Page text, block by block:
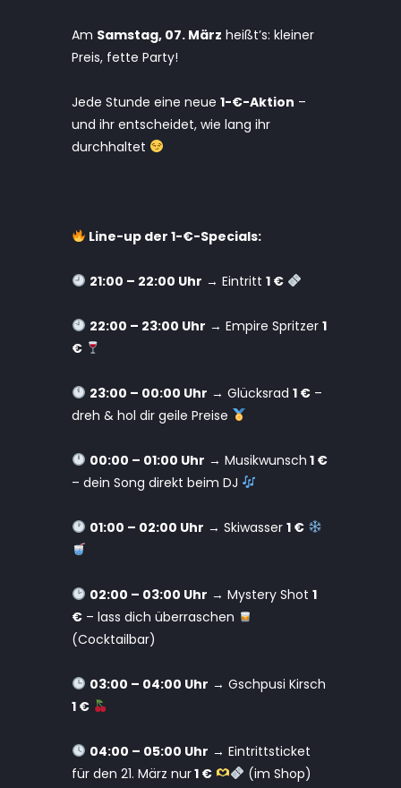
Am Samstag, 07. März heißt’s: kleiner
Preis, fette Party!
Jede Stunde eine neue 1-€-Aktion –
und ihr entscheidet, wie lang ihr
durchhaltet
Line-up der 1-€-Specials:
21:00 – 22:00 Uhr → Eintritt 1 €
22:00 – 23:00 Uhr → Empire Spritzer 1
€
23:00 – 00:00 Uhr → Glücksrad 1 €–
dreh & hol dir geile Preise
00:00 – 01:00 Uhr → Musikwunsch 1 €
– dein Song direkt beim DJ
01:00 – 02:00 Uhr → Skiwasser 1 €
02:00 – 03:00 Uhr → Mystery Shot 1
€ – lass dich überraschen
(Cocktailbar)
03:00 – 04:00 Uhr → Gschpusi Kirsch
1 €
04:00 – 05:00 Uhr → Eintrittsticket
für den 21. März nur1 € (im Shop)